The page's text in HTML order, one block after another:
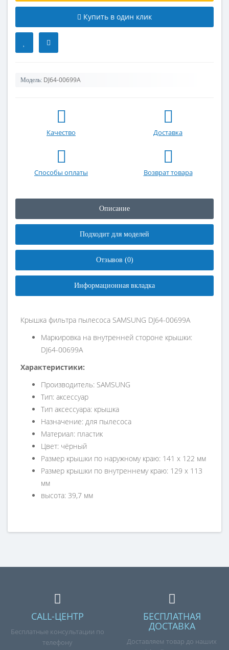
Купить в один клик
Модель: DJ64-00699A
Качество Доставка
Способы оплаты Возврат товара
Описание
Подходит для моделей
Отзывов (0)
Информационная вкладка
Крышка фильтра пылесоса SAMSUNG DJ64-00699A
Маркировка на внутренней стороне крышки:
DJ64-00699A
Характеристики:
Производитель: SAMSUNG
Тип: аксессуар
Тип аксессуара: крышка
Назначение: для пылесоса
Материал: пластик
Цвет: чёрный
Размер крышки по наружному краю: 141 х 122 мм
Размер крышки по внутреннему краю: 129 х 113
мм
высота: 39,7 мм
Справка для покупателей
CALL-ЦЕНТР
Бесплатные консультации по
телефону
БЕСПЛАТНАЯ
ДОСТАВКА
Доставляем товар до наших